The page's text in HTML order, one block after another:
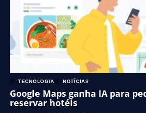
TECNOLOGIA NOTÍCIAS
Google Maps ganha IA para
reservar hotéis